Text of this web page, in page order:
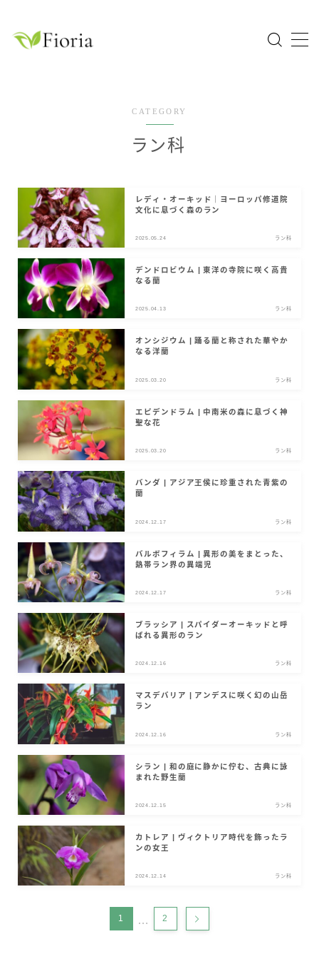
MENU
花木・庭木
球根植物
熱帯植物
ハーブ
科目一覧
サイトについて
Language
English
French
CATEGORY
ラン科
レディ・オーキッド｜ヨーロッパ修道院
文化に息づく森のラン
2025.05.24 ラン科
デンドロビウム | 東洋の寺院に咲く高貴
なる蘭
2025.04.13 ラン科
オンシジウム | 踊る蘭と称された華やか
なる洋蘭
2025.03.20 ラン科
エピデンドラム | 中南米の森に息づく神
聖な花
2025.03.20 ラン科
バンダ | アジア王侯に珍重された青紫の
蘭
2024.12.17 ラン科
バルボフィラム | 異形の美をまとった、
熱帯ラン界の異端児
2024.12.17 ラン科
ブラッシア | スパイダーオーキッドと呼
ばれる異形のラン
2024.12.16 ラン科
マスデバリア | アンデスに咲く幻の山岳
ラン
2024.12.16 ラン科
シラン | 和の庭に静かに佇む、古典に詠
まれた野生蘭
2024.12.15 ラン科
カトレア | ヴィクトリア時代を飾ったラ
ンの女王
2024.12.14 ラン科
1 … 2